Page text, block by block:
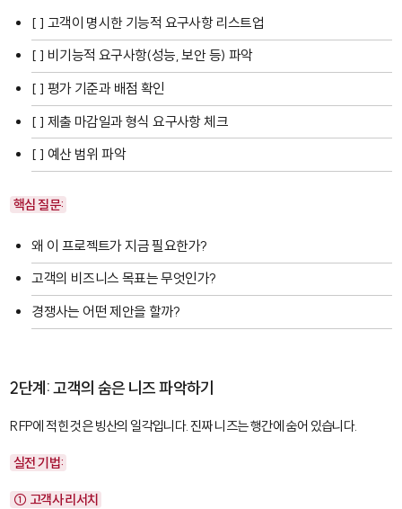
[ ] 고객이 명시한 기능적 요구사항 리스트업
[ ] 비기능적 요구사항(성능, 보안 등) 파악
[ ] 평가 기준과 배점 확인
[ ] 제출 마감일과 형식 요구사항 체크
[ ] 예산 범위 파악
핵심 질문:
왜 이 프로젝트가 지금 필요한가?
고객의 비즈니스 목표는 무엇인가?
경쟁사는 어떤 제안을 할까?
2단계: 고객의 숨은 니즈 파악하기
RFP에 적힌 것은 빙산의 일각입니다. 진짜 니즈는 행간에 숨어 있습니다.
실전 기법:
① 고객사 리서치